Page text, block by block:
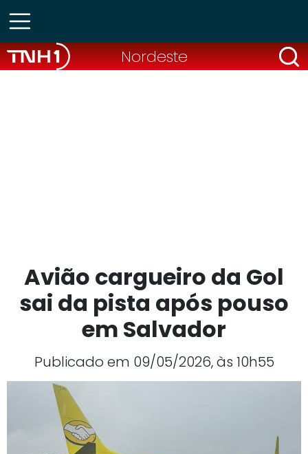
Nordeste
Avião cargueiro da Gol
sai da pista após pouso
em Salvador
Publicado em 09/05/2026, às 10h55